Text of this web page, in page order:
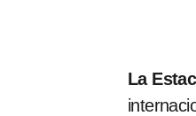
La